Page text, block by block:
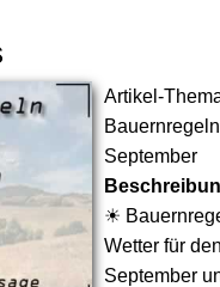
Artikel-
September
☀
Wetter für
September